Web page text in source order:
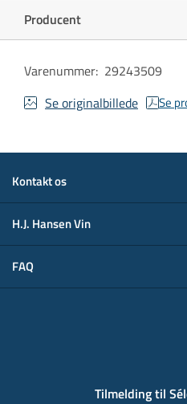
Producent
Varenummer: 29243509
Se originalbillede
Se
Kontakt os
H.J. Hansen Vin
FAQ
Tilmelding til